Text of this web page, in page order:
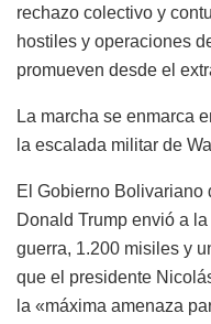
rechazo colectivo y
hostiles y operaciones
promueven desde el
La marcha se enmarca
la escalada militar de
El Gobierno Bolivariano
Donald Trump envió a
guerra, 1.200 misiles y
que el presidente
la «máxima amenaza